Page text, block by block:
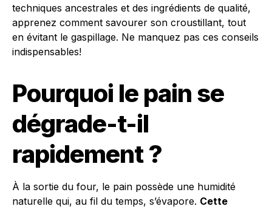
techniques ancestrales et des ingrédients de qualité,
apprenez comment savourer son croustillant, tout
en évitant le gaspillage. Ne manquez pas ces conseils
indispensables!
Pourquoi le pain se
dégrade-t-il
rapidement ?
À la sortie du four, le pain possède une humidité
naturelle qui, au fil du temps, s’évapore. Cette